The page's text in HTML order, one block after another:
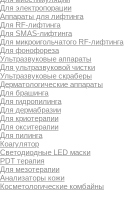
Для электропорации
Аппараты для лифтинга
Для RF-лифтинга
Для SMAS-лифтинга
Для микроигольчатого RF-лифтинга
Для фонофореза
Ультразвуковые аппараты
Для ультразвуковой чистки
Ультразвуковые скраберы
Дерматологические аппараты
Для брашинга
Для гидропилинга
Для дермабразии
Для криотерапии
Для окситерапии
Для пилинга
Коагулятор
Светодиодные LED маски
PDT терапия
Для мезотерапии
Анализаторы кожи
Косметологические комбайны